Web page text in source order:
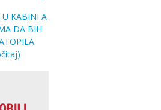
U KABINI A
DA BIH